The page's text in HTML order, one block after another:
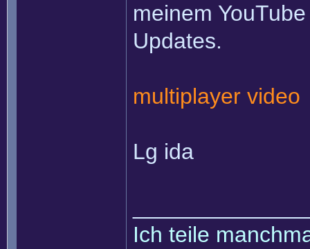
meinem
Updates.
multiplayer video
Lg ida
Ich teile